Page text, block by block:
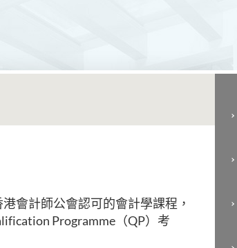
會計師公會認可的會計學課程，
Programme（QP）考